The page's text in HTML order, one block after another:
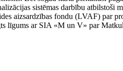
sistēmas darbību
aizsardzības fondu (LVAF) par
līgums ar SIA «M un V» par